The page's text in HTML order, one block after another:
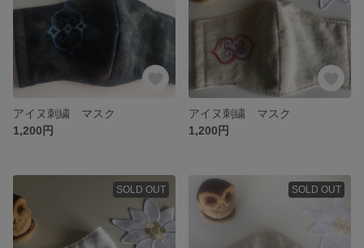
アイヌ刺繍 マスク
1,200円
アイヌ刺繍 マスク
1,200円
SOLD OUT SOLD OUT